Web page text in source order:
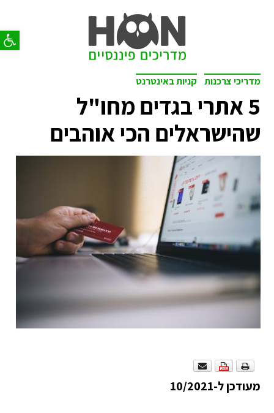
פתח
מדריכי צרכנות קניות באינטרנט
5 אתרי בגדים מחו"ל
שהישראלים הכי אוהבים
מעודכן ל-10/2021